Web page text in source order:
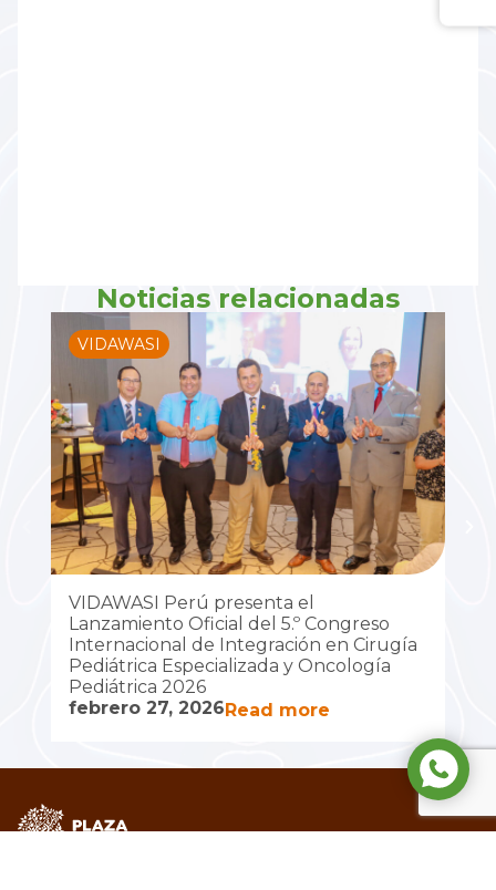
Noticias relacionadas
VIDAWASI
VIDAWASI Perú presenta el
Lanzamiento Oficial del 5.º Congreso
Internacional de Integración en Cirugía
Pediátrica Especializada y Oncología
Pediátrica 2026
febrero 27, 2026Read more